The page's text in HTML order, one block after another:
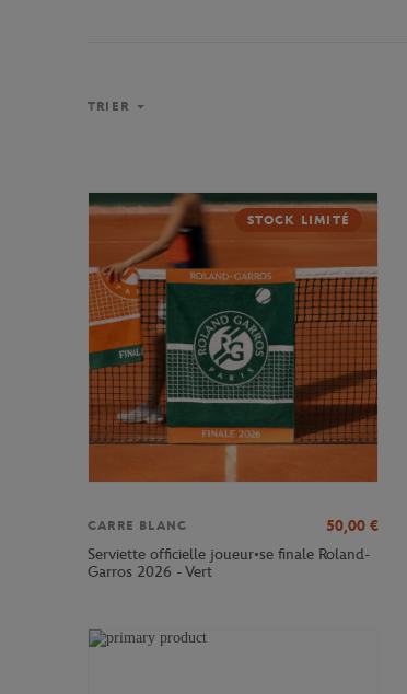
TRIER
STOCK LIMITÉ
CARRE BLANC 50,00 €
Serviette officielle joueur•se finale Roland-
Garros 2026 - Vert